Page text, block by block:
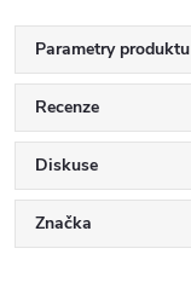
Parametry produktu
Recenze
Diskuse
Značka